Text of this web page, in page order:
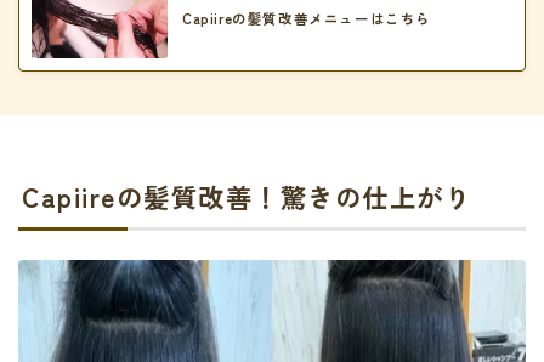
Capiireの髪質改善メニューはこちら
Capiireの髪質改善！驚きの仕上がり